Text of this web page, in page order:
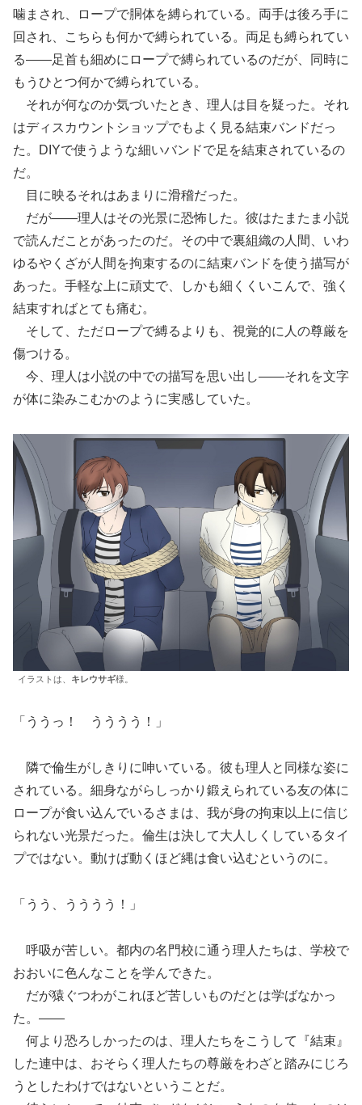
噛まされ、ロープで胴体を縛られている。両手は後ろ手に
回され、こちらも何かで縛られている。両足も縛られてい
る――足首も細めにロープで縛られているのだが、同時に
もうひとつ何かで縛られている。
それが何なのか気づいたとき、理人は目を疑った。それ
はディスカウントショップでもよく見る結束バンドだっ
た。DIYで使うような細いバンドで足を結束されているの
だ。
目に映るそれはあまりに滑稽だった。
だが――理人はその光景に恐怖した。彼はたまたま小説
で読んだことがあったのだ。その中で裏組織の人間、いわ
ゆるやくざが人間を拘束するのに結束バンドを使う描写が
あった。手軽な上に頑丈で、しかも細くくいこんで、強く
結束すればとても痛む。
そして、ただロープで縛るよりも、視覚的に人の尊厳を
傷つける。
今、理人は小説の中での描写を思い出し――それを文字
が体に染みこむかのように実感していた。
イラストは、 キレウサギ様。
「ううっ！ うううう！」
隣で倫生がしきりに呻いている。彼も理人と同様な姿に
されている。細身ながらしっかり鍛えられている友の体に
ロープが食い込んでいるさまは、我が身の拘束以上に信じ
られない光景だった。倫生は決して大人しくしているタイ
プではない。動けば動くほど縄は食い込むというのに。
「うう、うううう！」
呼吸が苦しい。都内の名門校に通う理人たちは、学校で
おおいに色んなことを学んできた。
だが猿ぐつわがこれほど苦しいものだとは学ばなかっ
た。――
何より恐ろしかったのは、理人たちをこうして『結束』
した連中は、おそらく理人たちの尊厳をわざと踏みにじろ
うとしたわけではないということだ。